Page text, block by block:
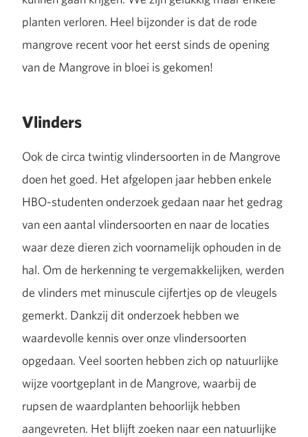
planten verloren. Heel bijzonder is dat de rode
mangrove recent voor het eerst sinds de opening
van de Mangrove in bloei is gekomen!
Vlinders
Ook de circa twintig vlindersoorten in de Mangrove
doen het goed. Het afgelopen jaar hebben enkele
HBO-studenten onderzoek gedaan naar het gedrag
van een aantal vlindersoorten en naar de locaties
waar deze dieren zich voornamelijk ophouden in de
hal. Om de herkenning te vergemakkelijken, werden
de vlinders met minuscule cijfertjes op de vleugels
gemerkt. Dankzij dit onderzoek hebben we
waardevolle kennis over onze vlindersoorten
opgedaan. Veel soorten hebben zich op natuurlijke
wijze voortgeplant in de Mangrove, waarbij de
rupsen de waardplanten behoorlijk hebben
aangevreten. Het blijft zoeken naar een natuurlijke